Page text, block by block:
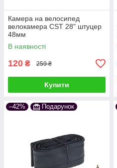
Камера на велосипед
велокамера CST 28" штуцер
48мм
В наявності
120 ₴ 259 ₴
Купити
–42% Подарунок